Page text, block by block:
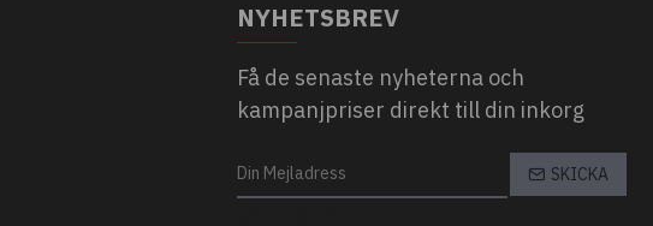
NYHETSBREV
Få de senaste nyheterna och
kampanjpriser direkt till din inkorg
SKICKA